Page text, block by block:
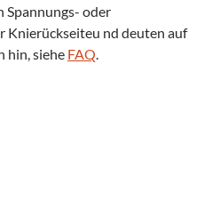
Spannungs- oder
Knierückseiteu nd deuten auf
hin, siehe FAQ.